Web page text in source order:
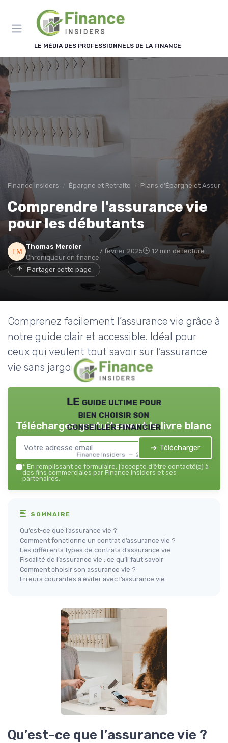
LE MÉDIA DES PROFESSIONNELS DE LA FINANCE
Finance Insiders Épargne et Retraite Plans d'Épargne et
Comprendre l'assurance vie
pour les débutants
Thomas Mercier
Chroniqueur en finance
7 février 2025 12 min de lecture
Partager cette page
Comprenez facilement l’assurance vie grâce à
notre guide clair et accessible. Idéal pour
ceux qui veulent tout savoir sur l’assurance
vie sans jargon compliqué.
LE guide ultime pour
bien choisir son
conseiller financier
Finance Insiders — 2026
Téléchargez gratuitement le livre blanc
➔ Télécharger
* En remplissant ce formulaire, j’accepte d’être contacté(e) à
des fins commerciales par Finance Insiders et ses
partenaires.
SOMMAIRE
Qu’est-ce que l’assurance vie ?
Comment fonctionne un contrat d’assurance vie ?
Les différents types de contrats d’assurance vie
Fiscalité de l’assurance vie : ce qu’il faut savoir
Comment choisir son assurance vie ?
Erreurs courantes à éviter avec l’assurance vie
Qu’est-ce que l’assurance vie ?